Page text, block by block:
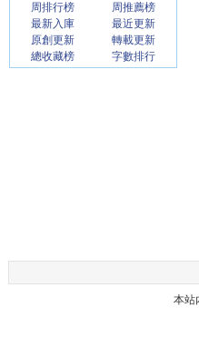
周排行榜
周推薦榜
最新入庫
最近更新
原創更新
轉載更新
總收藏榜
字數排行
本站